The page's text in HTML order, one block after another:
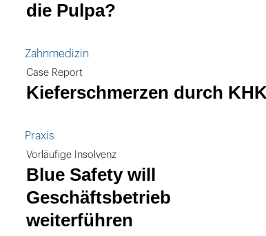
die Pulpa?
Zahnmedizin
Case Report
Kieferschmerzen durch KHK
Praxis
Vorläufige Insolvenz
Blue Safety will
Geschäftsbetrieb
weiterführen